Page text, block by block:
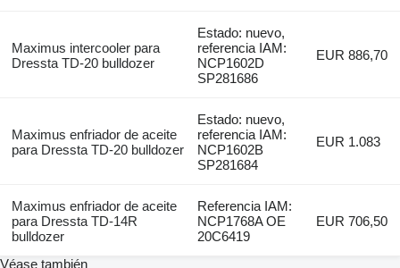
Maximus intercooler para
Dressta TD-20 bulldozer
Estado: nuevo,
referencia IAM:
NCP1602D
SP281686
EUR 886,70
Maximus enfriador de aceite
para Dressta TD-20 bulldozer
Estado: nuevo,
referencia IAM:
NCP1602B
SP281684
EUR 1.083
Maximus enfriador de aceite
para Dressta TD-14R
bulldozer
Referencia IAM:
NCP1768A OE
20C6419
EUR 706,50
Véase también